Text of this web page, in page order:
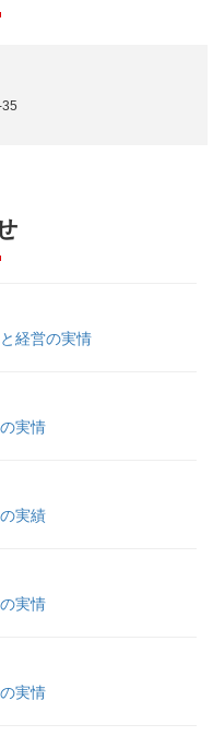
経営の実情
実情
実績
実情
実情